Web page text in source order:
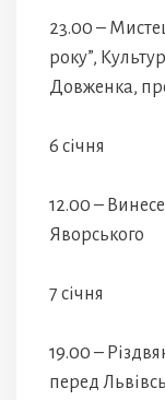
23.00 –
року”,
Довженка,
6 січня
12.00 –
Яворського
7 січня
19.00 –
перед